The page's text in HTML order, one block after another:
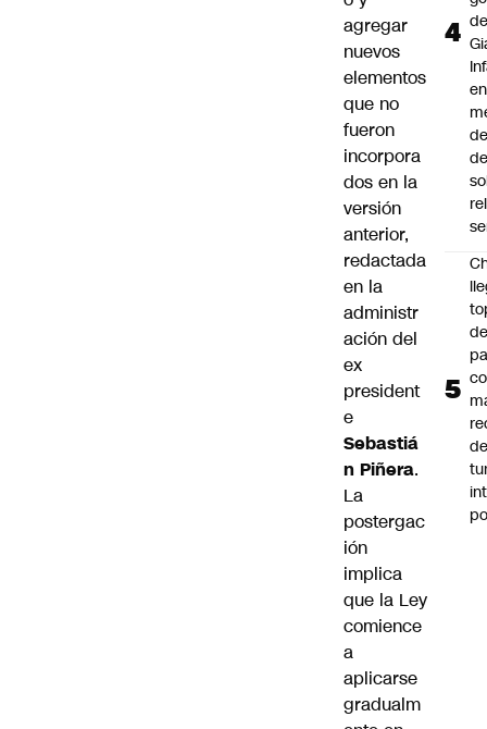
agregar
nuevos
elementos
que no
fueron
incorpora
dos en la
versión
anterior,
redactada
en la
administr
ación del
ex
president
e
Sebastiá
n Piñera.
La
postergac
ión
implica
que la Ley
comience
a
aplicarse
gradualm
de
en
de